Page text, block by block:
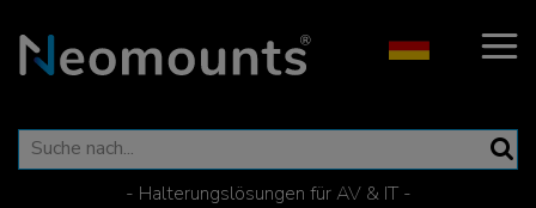
- Halterungslösungen für AV & IT -